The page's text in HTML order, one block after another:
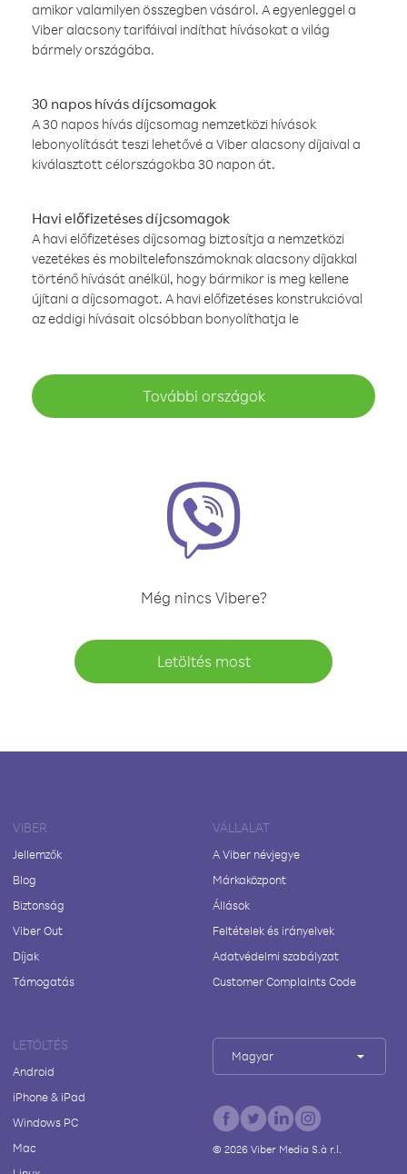
amikor valamilyen összegben vásárol. A egyenleggel a
Viber alacsony tarifáival indíthat hívásokat a világ
bármely országába.
30 napos hívás díjcsomagok
A 30 napos hívás díjcsomag nemzetközi hívások
lebonyolítását teszi lehetővé a Viber alacsony díjaival a
kiválasztott célországokba 30 napon át.
Havi előfizetéses díjcsomagok
A havi előfizetéses díjcsomag biztosítja a nemzetközi
vezetékes és mobiltelefonszámoknak alacsony díjakkal
történő hívását anélkül, hogy bármikor is meg kellene
újítani a díjcsomagot. A havi előfizetéses konstrukcióval
az eddigi hívásait olcsóbban bonyolíthatja le
További országok
Még nincs Vibere?
Letöltés most
VIBER
Jellemzők
Blog
Biztonság
Viber Out
Díjak
Támogatás
VÁLLALAT
A Viber névjegye
Márkaközpont
Állások
Feltételek és irányelvek
Adatvédelmi szabályzat
Customer Complaints Code
LETÖLTÉS
Android
iPhone & iPad
Windows PC
Mac
Magyar
© 2026Viber Media S.à r.l.